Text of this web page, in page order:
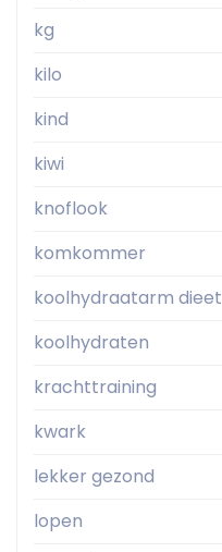
kg
kilo
kind
kiwi
knoflook
komkommer
koolhydraatarm dieet
koolhydraten
krachttraining
kwark
lekker gezond
lopen